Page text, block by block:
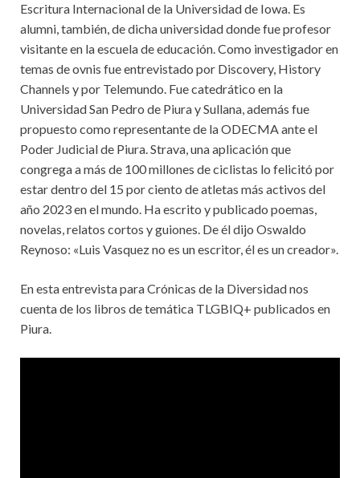
Escritura Internacional de la Universidad de Iowa. Es
alumni, también, de dicha universidad donde fue profesor
visitante en la escuela de educación. Como investigador en
temas de ovnis fue entrevistado por Discovery, History
Channels y por Telemundo. Fue catedrático en la
Universidad San Pedro de Piura y Sullana, además fue
propuesto como representante de la ODECMA ante el
Poder Judicial de Piura. Strava, una aplicación que
congrega a más de 100 millones de ciclistas lo felicitó por
estar dentro del 15 por ciento de atletas más activos del
año 2023 en el mundo. Ha escrito y publicado poemas,
novelas, relatos cortos y guiones. De él dijo Oswaldo
Reynoso: «Luis Vasquez no es un escritor, él es un creador».
En esta entrevista para Crónicas de la Diversidad nos
cuenta de los libros de temática TLGBIQ+ publicados en
Piura.